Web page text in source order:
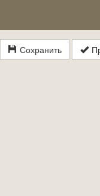
Сохранить